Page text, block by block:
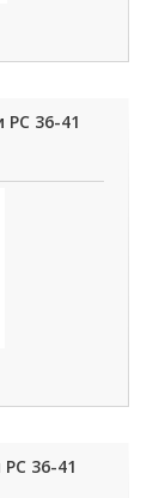
РС 36-41
РС 36-41